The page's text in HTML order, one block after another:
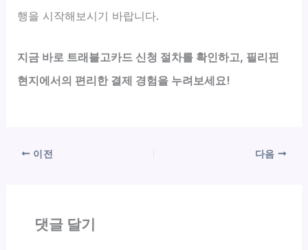
행을 시작해보시기 바랍니다.
지금 바로 트래블고카드 신청 절차를 확인하고, 필리핀
현지에서의 편리한 결제 경험을 누려보세요!
이전 다음
댓글 달기